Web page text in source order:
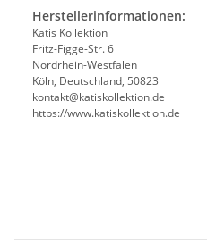
Herstellerinformationen:
Katis Kollektion
Fritz-Figge-Str. 6
Nordrhein-Westfalen
Köln, Deutschland, 50823
kontakt@katiskollektion.de
https://www.katiskollektion.de